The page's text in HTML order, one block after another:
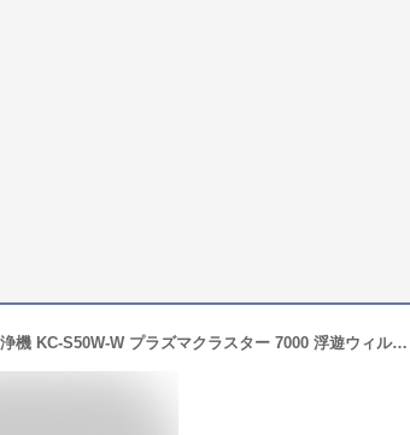
【Amazon.co.jp限定】 シャープ 加湿 空気清浄機 KC-S50W-W プラズマクラスター 7000 浮遊ウィルス 花粉 空気浄化 おすすめ畳数 13畳 加湿量 500mL/h